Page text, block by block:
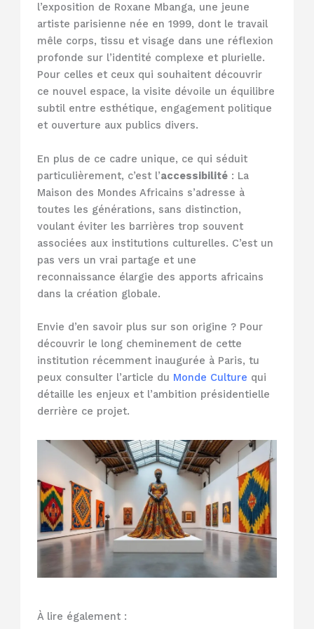
l’exposition de Roxane Mbanga, une jeune
artiste parisienne née en 1999, dont le travail
mêle corps, tissu et visage dans une réflexion
profonde sur l’identité complexe et plurielle.
Pour celles et ceux qui souhaitent découvrir
ce nouvel espace, la visite dévoile un équilibre
subtil entre esthétique, engagement politique
et ouverture aux publics divers.
En plus de ce cadre unique, ce qui séduit
particulièrement, c’est l’accessibilité : La
Maison des Mondes Africains s’adresse à
toutes les générations, sans distinction,
voulant éviter les barrières trop souvent
associées aux institutions culturelles. C’est un
pas vers un vrai partage et une
reconnaissance élargie des apports africains
dans la création globale.
Envie d’en savoir plus sur son origine ? Pour
découvrir le long cheminement de cette
institution récemment inaugurée à Paris, tu
peux consulter l’article du Monde Culture qui
détaille les enjeux et l’ambition présidentielle
derrière ce projet.
À lire également :